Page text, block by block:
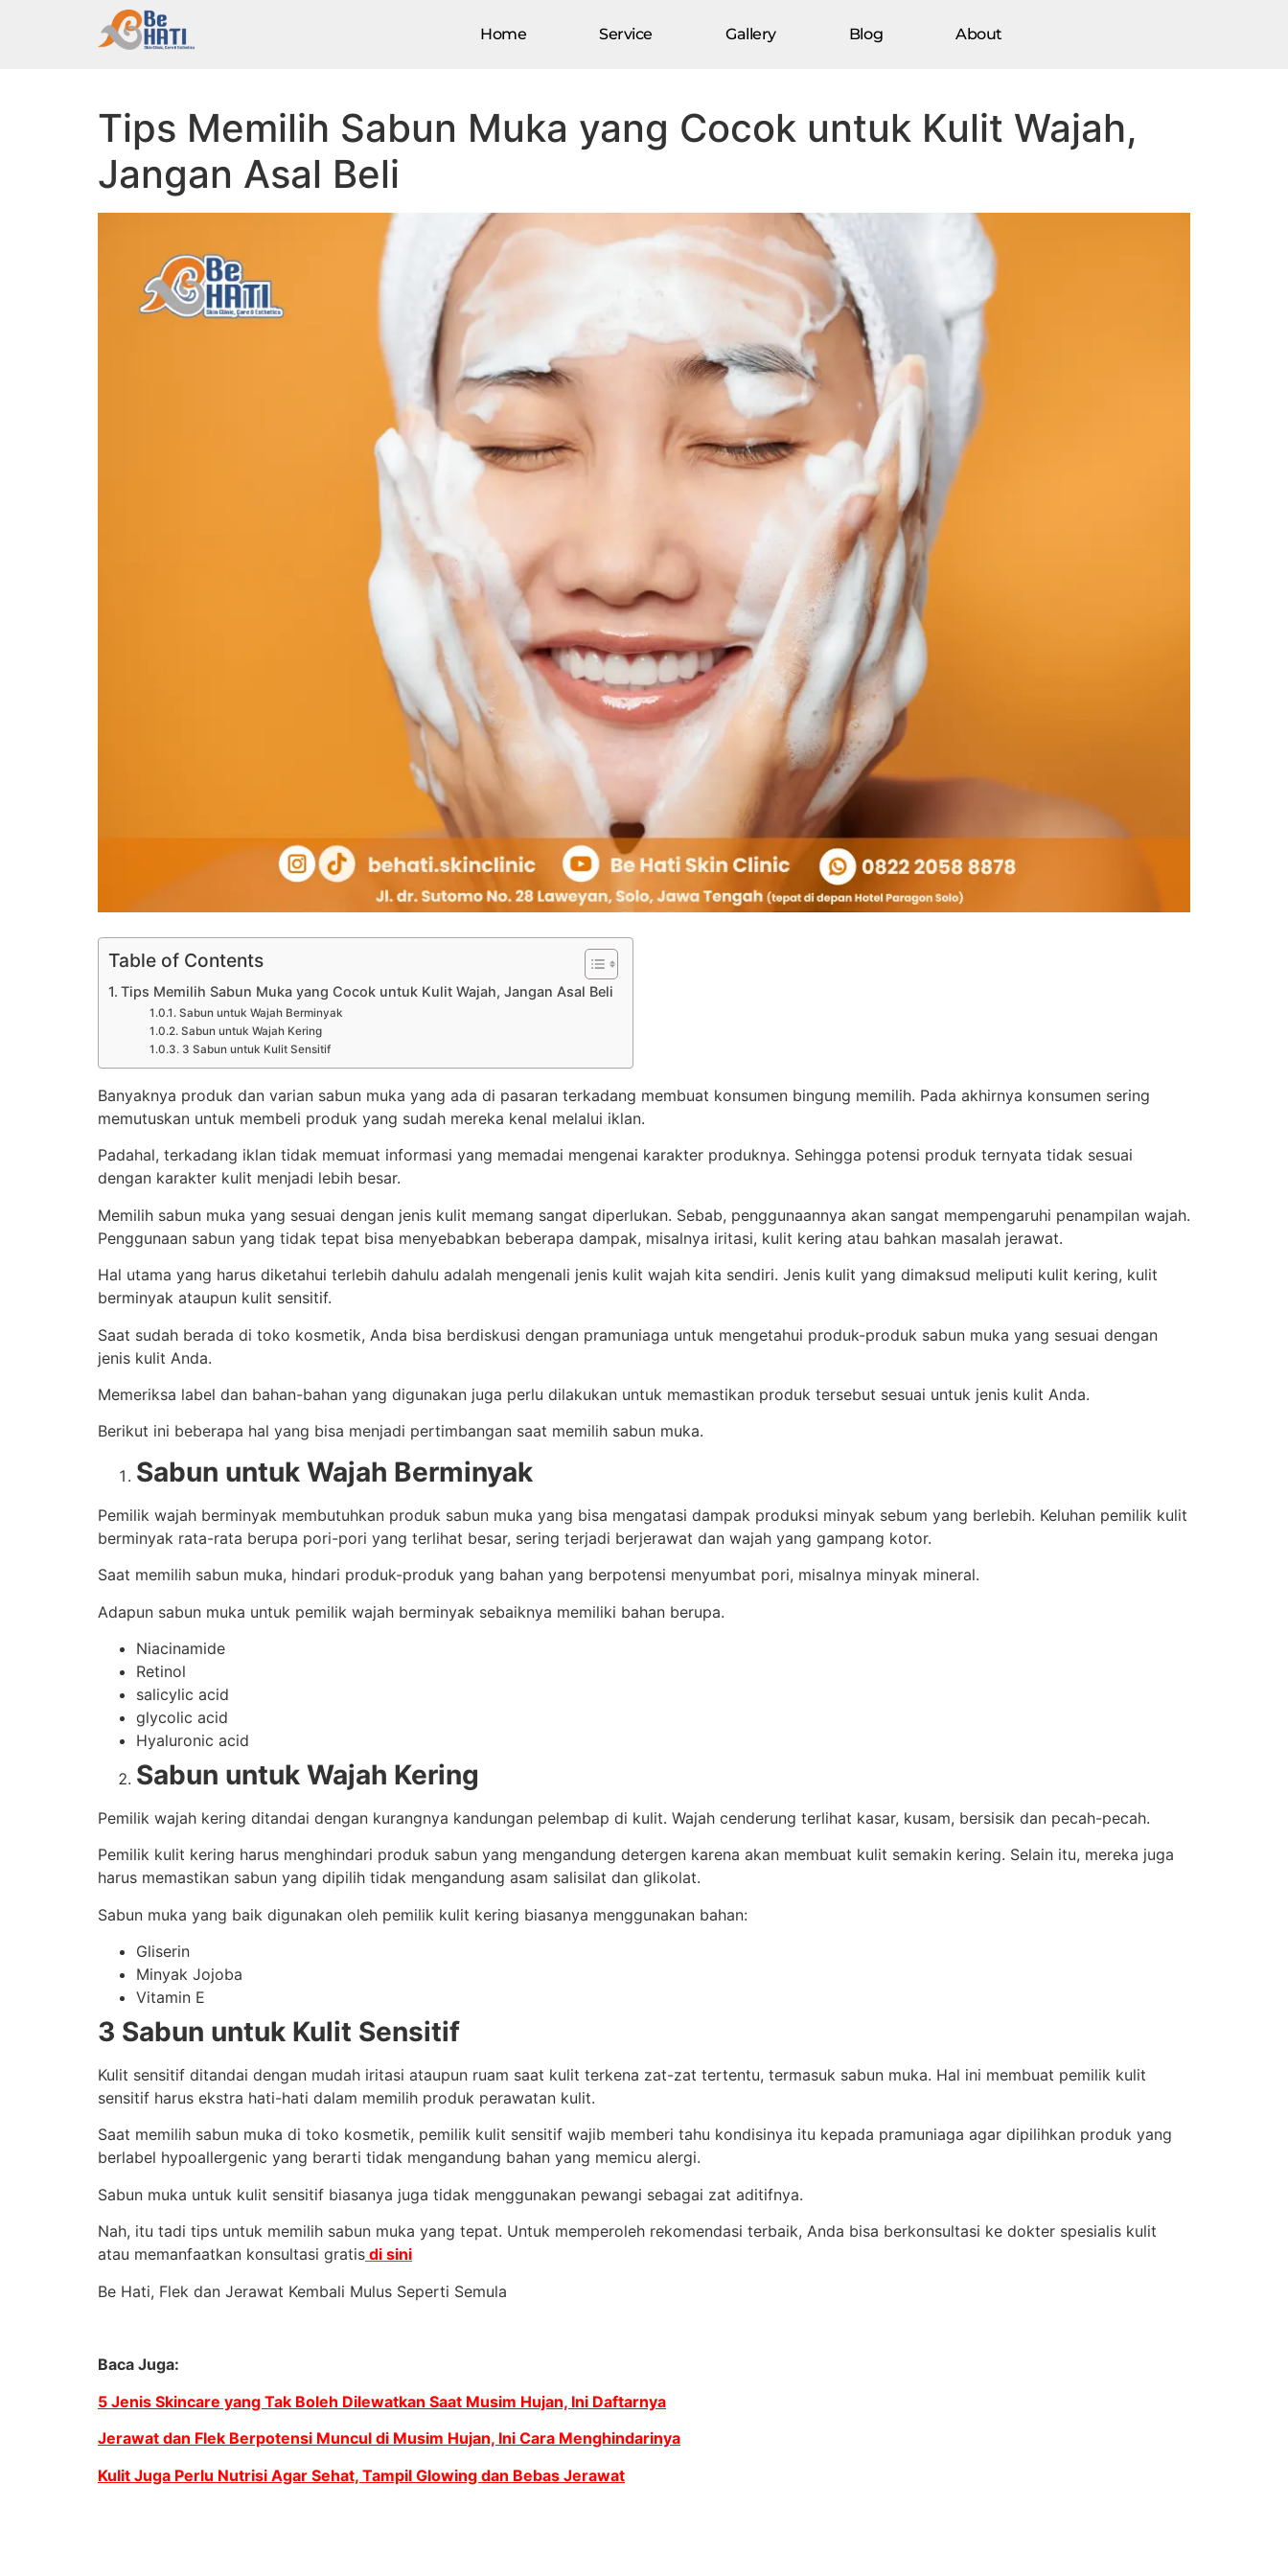
Home Service Gallery Blog About
Tips Memilih Sabun Muka yang Cocok untuk Kulit Wajah,
Jangan Asal Beli
Table of Contents
Tips Memilih Sabun Muka yang Cocok untuk Kulit Wajah, Jangan Asal Beli
Sabun untuk Wajah Berminyak
Sabun untuk Wajah Kering
3 Sabun untuk Kulit Sensitif
Banyaknya produk dan varian sabun muka yang ada di pasaran terkadang membuat konsumen bingung memilih. Pada akhirnya konsumen sering
memutuskan untuk membeli produk yang sudah mereka kenal melalui iklan.
Padahal, terkadang iklan tidak memuat informasi yang memadai mengenai karakter produknya. Sehingga potensi produk ternyata tidak sesuai
dengan karakter kulit menjadi lebih besar.
Memilih sabun muka yang sesuai dengan jenis kulit memang sangat diperlukan. Sebab, penggunaannya akan sangat mempengaruhi penampilan wajah.
Penggunaan sabun yang tidak tepat bisa menyebabkan beberapa dampak, misalnya iritasi, kulit kering atau bahkan masalah jerawat.
Hal utama yang harus diketahui terlebih dahulu adalah mengenali jenis kulit wajah kita sendiri. Jenis kulit yang dimaksud meliputi kulit kering, kulit
berminyak ataupun kulit sensitif.
Saat sudah berada di toko kosmetik, Anda bisa berdiskusi dengan pramuniaga untuk mengetahui produk-produk sabun muka yang sesuai dengan
jenis kulit Anda.
Memeriksa label dan bahan-bahan yang digunakan juga perlu dilakukan untuk memastikan produk tersebut sesuai untuk jenis kulit Anda.
Berikut ini beberapa hal yang bisa menjadi pertimbangan saat memilih sabun muka.
Sabun untuk Wajah Berminyak
Pemilik wajah berminyak membutuhkan produk sabun muka yang bisa mengatasi dampak produksi minyak sebum yang berlebih. Keluhan pemilik kulit
berminyak rata-rata berupa pori-pori yang terlihat besar, sering terjadi berjerawat dan wajah yang gampang kotor.
Saat memilih sabun muka, hindari produk-produk yang bahan yang berpotensi menyumbat pori, misalnya minyak mineral.
Adapun sabun muka untuk pemilik wajah berminyak sebaiknya memiliki bahan berupa.
Niacinamide
Retinol
salicylic acid
glycolic acid
Hyaluronic acid
Sabun untuk Wajah Kering
Pemilik wajah kering ditandai dengan kurangnya kandungan pelembap di kulit. Wajah cenderung terlihat kasar, kusam, bersisik dan pecah-pecah.
Pemilik kulit kering harus menghindari produk sabun yang mengandung detergen karena akan membuat kulit semakin kering. Selain itu, mereka juga
harus memastikan sabun yang dipilih tidak mengandung asam salisilat dan glikolat.
Sabun muka yang baik digunakan oleh pemilik kulit kering biasanya menggunakan bahan:
Gliserin
Minyak Jojoba
Vitamin E
3 Sabun untuk Kulit Sensitif
Kulit sensitif ditandai dengan mudah iritasi ataupun ruam saat kulit terkena zat-zat tertentu, termasuk sabun muka. Hal ini membuat pemilik kulit
sensitif harus ekstra hati-hati dalam memilih produk perawatan kulit.
Saat memilih sabun muka di toko kosmetik, pemilik kulit sensitif wajib memberi tahu kondisinya itu kepada pramuniaga agar dipilihkan produk yang
berlabel hypoallergenic yang berarti tidak mengandung bahan yang memicu alergi.
Sabun muka untuk kulit sensitif biasanya juga tidak menggunakan pewangi sebagai zat aditifnya.
Nah, itu tadi tips untuk memilih sabun muka yang tepat. Untuk memperoleh rekomendasi terbaik, Anda bisa berkonsultasi ke dokter spesialis kulit
atau memanfaatkan konsultasi gratis di sini
Be Hati, Flek dan Jerawat Kembali Mulus Seperti Semula
Baca Juga:
5 Jenis Skincare yang Tak Boleh Dilewatkan Saat Musim Hujan, Ini Daftarnya
Jerawat dan Flek Berpotensi Muncul di Musim Hujan, Ini Cara Menghindarinya
Kulit Juga Perlu Nutrisi Agar Sehat, Tampil Glowing dan Bebas Jerawat